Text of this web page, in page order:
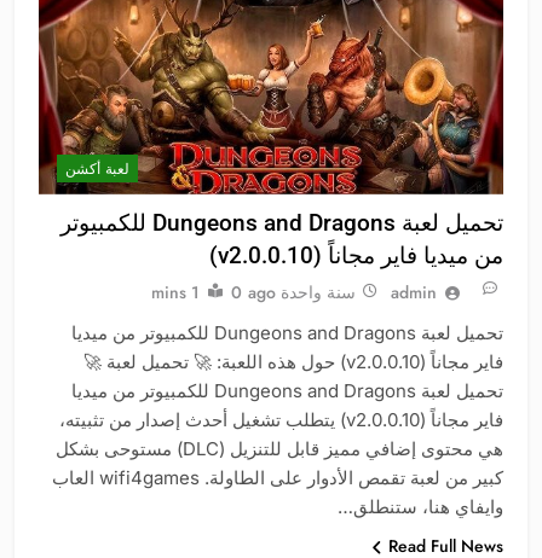
لعبة أكشن
تحميل لعبة Dungeons and Dragons للكمبيوتر
من ميديا فاير مجاناً (v2.0.0.10)
admin سنة واحدة ago 0
1 mins
تحميل لعبة Dungeons and Dragons للكمبيوتر من ميديا
فاير مجاناً (v2.0.0.10) حول هذه اللعبة: 🚀 تحميل لعبة 🚀
تحميل لعبة Dungeons and Dragons للكمبيوتر من ميديا
فاير مجاناً (v2.0.0.10) يتطلب تشغيل أحدث إصدار من تثبيته،
هي محتوى إضافي مميز قابل للتنزيل (DLC) مستوحى بشكل
كبير من لعبة تقمص الأدوار على الطاولة. wifi4games العاب
وايفاي هنا، ستنطلق…
Read Full News